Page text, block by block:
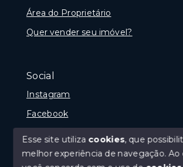
Área do Proprietário
Quer vender seu imóvel?
Social
Instagram
Facebook
Olá! que bom te ver por
precisando de ajuda ou
tipo de imóvel, fale
Esse site utiliza cookies, que
melhor experiência de navegação.Ao